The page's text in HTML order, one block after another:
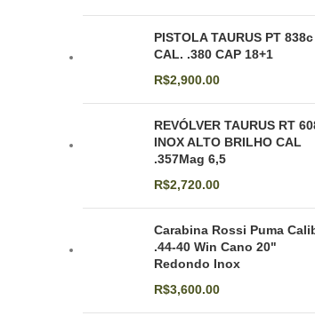
PISTOLA TAURUS PT 838c
CAL. .380 CAP 18+1
R$2,900.00
REVÓLVER TAURUS RT
INOX ALTO BRILHO CAL
.357Mag 6,5
R$2,720.00
Carabina Rossi Puma
.44-40 Win Cano 20"
Redondo Inox
R$3,600.00